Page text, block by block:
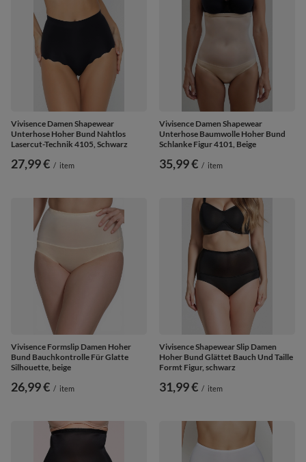
Vivisence Damen Shapewear
Unterhose Hoher Bund Nahtlos
Lasercut-Technik 4105, Schwarz
27,99 € / item
Vivisence Damen Shapewear
Unterhose Baumwolle Hoher Bund
Schlanke Figur 4101, Beige
35,99 € / item
Vivisence Formslip Damen Hoher
Bund Bauchkontrolle Für Glatte
Silhouette, beige
26,99 € / item
Vivisence Shapewear Slip Damen
Hoher Bund Glättet Bauch Und Taille
Formt Figur, schwarz
31,99 € / item